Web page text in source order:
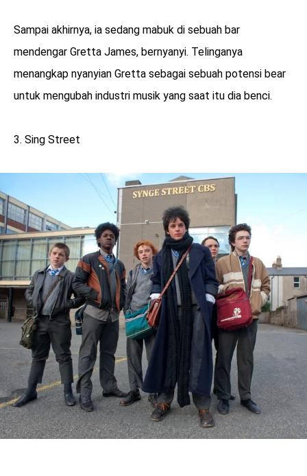
Sampai akhirnya, ia sedang mabuk di sebuah bar
mendengar Gretta James, bernyanyi. Telinganya
menangkap nyanyian Gretta sebagai sebuah potensi bear
untuk mengubah industri musik yang saat itu dia benci.
3. Sing Street